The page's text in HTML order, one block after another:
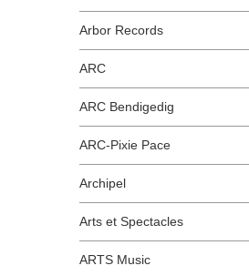
Arbor Records
ARC
ARC Bendigedig
ARC-Pixie Pace
Archipel
Arts et Spectacles
ARTS Music